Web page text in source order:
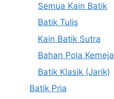
Semua Kain Batik
Batik Tulis
Kain Batik Sutra
Bahan Pola Kemeja
Batik Klasik (Jarik)
Batik Pria